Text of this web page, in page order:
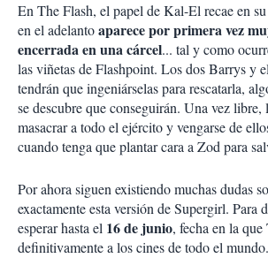
En The Flash, el papel de Kal-El recae en
en el adelantoaparece por primera vez
encerrada en una cárcel... tal y como
las viñetas de Flashpoint. Los dos Barrys y
tendrán que ingeniárselas para rescatarla,
se descubre que conseguirán. Una vez libre,
masacrar a todo el ejército y vengarse de
cuando tenga que plantar cara a Zod para
Por ahora siguen existiendo muchas dudas
exactamente esta versión de Supergirl. Para
esperar hasta el 16 de junio, fecha en la
definitivamente a los cines de todo el mundo.